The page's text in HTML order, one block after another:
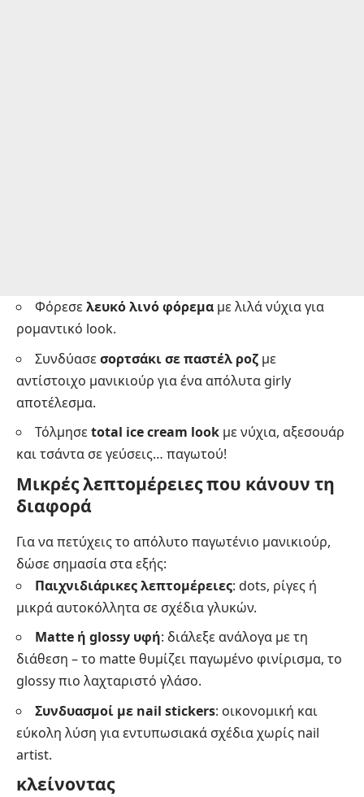
Φόρεσελευκό λινό φόρεμα με λιλά νύχια για
ρομαντικό look.
Συνδύασεσορτσάκι σε παστέλ ροζ με
αντίστοιχο μανικιούρ για ένα απόλυτα girly
αποτέλεσμα.
Τόλμησεtotal ice cream look με νύχια, αξεσουάρ
και τσάντα σε γεύσεις… παγωτού!
Μικρές λεπτομέρειες που κάνουν τη
διαφορά
Για να πετύχεις το απόλυτο παγωτένιο μανικιούρ,
δώσε σημασία στα εξής:
Παιχνιδιάρικες λεπτομέρειες: dots, ρίγες ή
μικρά αυτοκόλλητα σε σχέδια γλυκών.
Matte ή glossy υφή: διάλεξε ανάλογα με τη
διάθεση – το matte θυμίζει παγωμένο φινίρισμα, το
glossy πιο λαχταριστό γλάσο.
Συνδυασμοί με nail stickers: οικονομική και
εύκολη λύση για εντυπωσιακά σχέδια χωρίς nail
artist.
κλείνοντας